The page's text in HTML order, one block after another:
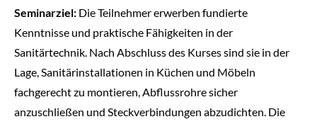
Seminarziel: Die Teilnehmer erwerben fundierte
Kenntnisse und praktische Fähigkeiten in der
Sanitärtechnik. Nach Abschluss des Kurses sind sie in der
Lage, Sanitärinstallationen in Küchen und Möbeln
fachgerecht zu montieren, Abflussrohre sicher
anzuschließen und Steckverbindungen abzudichten. Die